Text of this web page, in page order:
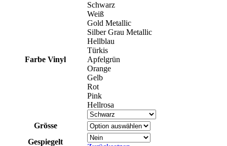
Farbe Vinyl
Schwarz
Weiß
Gold Metallic
Silber Grau Metallic
Hellblau
Türkis
Apfelgrün
Orange
Gelb
Rot
Pink
Hellrosa
Grösse
Gespiegelt